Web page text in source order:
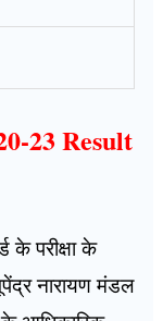
23 Result
के परीक्षा के
नारायण मंडल